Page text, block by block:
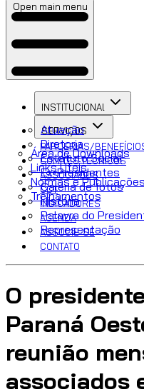
Open main menu
INSTITUCIONAl
Atuação
Diretoria
Estatuto Social
Ex-Presidentes
Galeria de fotos
História
Palavra do
Representação
SERVIÇOS
Área de Downloads
Links Úteis
Normas e Publicações
Treinamentos
PARCERIAS/
COMITÊS TÉCNICOS
ASSOCIADOS
CCT
INDICADORES
AGENDA
ASSOCIE-SE
CONTATO
O
Paraná
reunião
associados